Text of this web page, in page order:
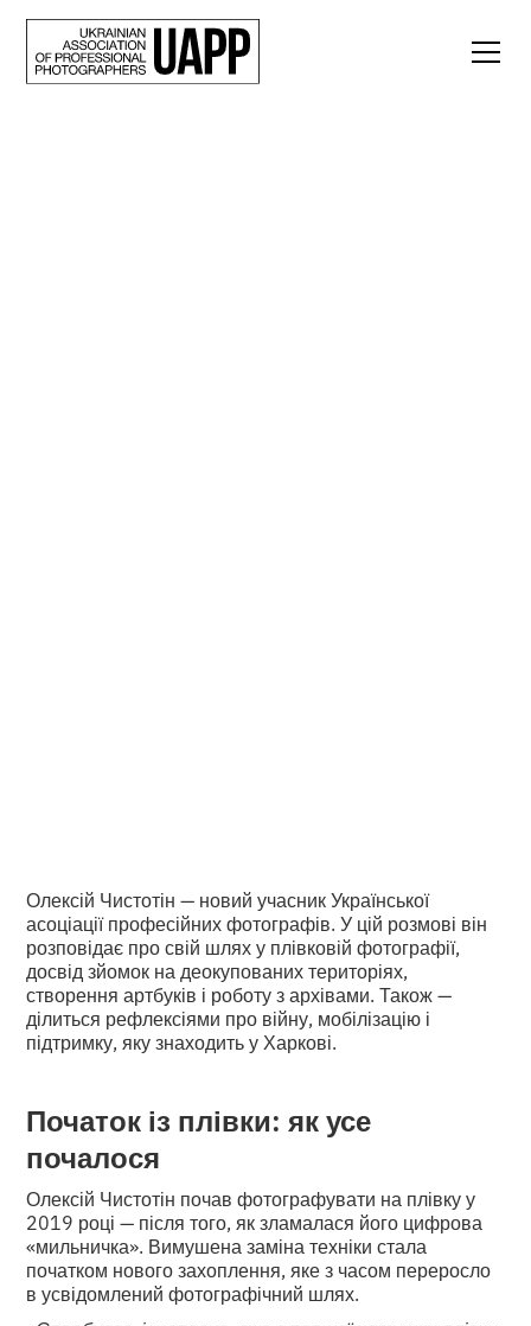
Олексій Чистотін — новий учасник Української
асоціації професійних фотографів. У цій розмові він
розповідає про свій шлях у плівковій фотографії,
досвід зйомок на деокупованих територіях,
створення артбуків і роботу з архівами. Також —
ділиться рефлексіями про війну, мобілізацію і
підтримку, яку знаходить у Харкові.
Початок із плівки: як усе
почалося
Олексій Чистотін почав фотографувати на плівку у
2019 році — після того, як зламалася його цифрова
«мильничка». Вимушена заміна техніки стала
початком нового захоплення, яке з часом переросло
в усвідомлений фотографічний шлях.